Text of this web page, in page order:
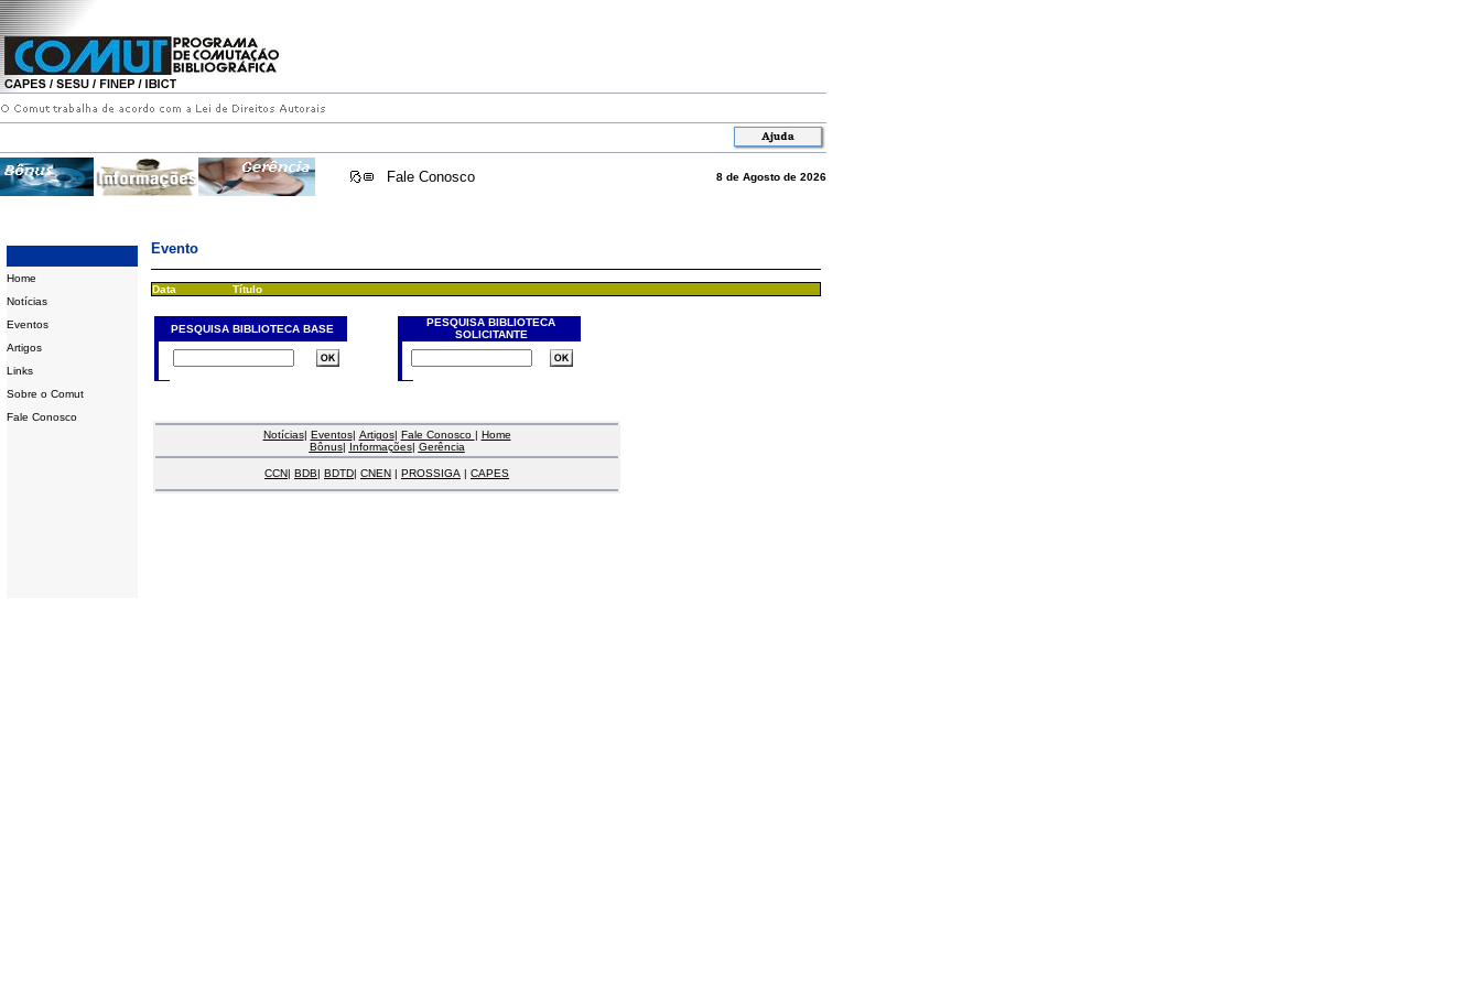
Fale Conosco 8 de Agosto de 2026
Home
Notícias
Eventos
Artigos
Links
Sobre o Comut
Fale Conosco
Evento
Data Título
PESQUISA BIBLIOTECA BASE
PESQUISA BIBLIOTECA
SOLICITANTE
Notícias| Eventos| Artigos| Fale Conosco | Home
Bônus| Informações| Gerência
CCN| BDB| BDTD| CNEN | PROSSIGA | CAPES